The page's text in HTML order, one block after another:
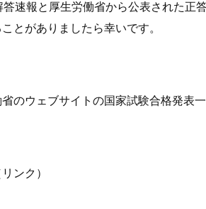
速報と厚生労働省から公表された正
とがありましたら幸いです。
省のウェブサイトの国家試験合格発表
リンク）